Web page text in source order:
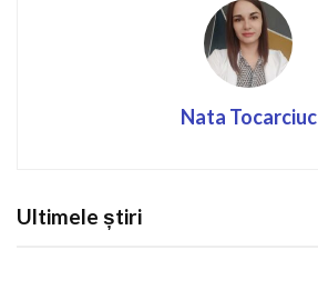
Nata Tocarciuc
Ultimele știri